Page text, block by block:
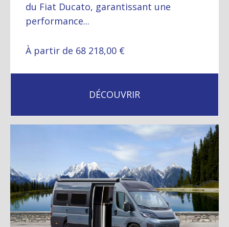
du Fiat Ducato, garantissant une
performance...
À partir de 68 218,00 €
DÉCOUVRIR